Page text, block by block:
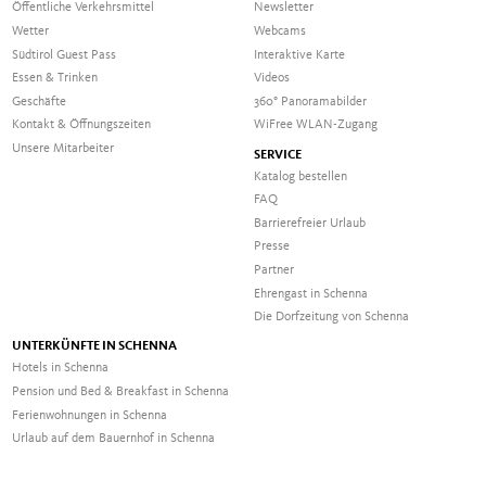
Öffentliche Verkehrsmittel
Wetter
Südtirol Guest Pass
Essen & Trinken
Geschäfte
Kontakt & Öffnungszeiten
Unsere Mitarbeiter
Newsletter
Webcams
Interaktive Karte
Videos
360° Panoramabilder
WiFree WLAN-Zugang
SERVICE
Katalog bestellen
FAQ
Barrierefreier Urlaub
Presse
Partner
Ehrengast in Schenna
Die Dorfzeitung von Schenna
UNTERKÜNFTE IN SCHENNA
Hotels in Schenna
Pension und Bed & Breakfast in Schenna
Ferienwohnungen in Schenna
Urlaub auf dem Bauernhof in Schenna